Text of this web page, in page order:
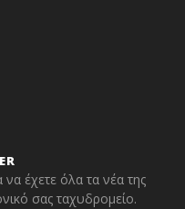
έχετε όλα τα νέα της
σας ταχυδρομείο.